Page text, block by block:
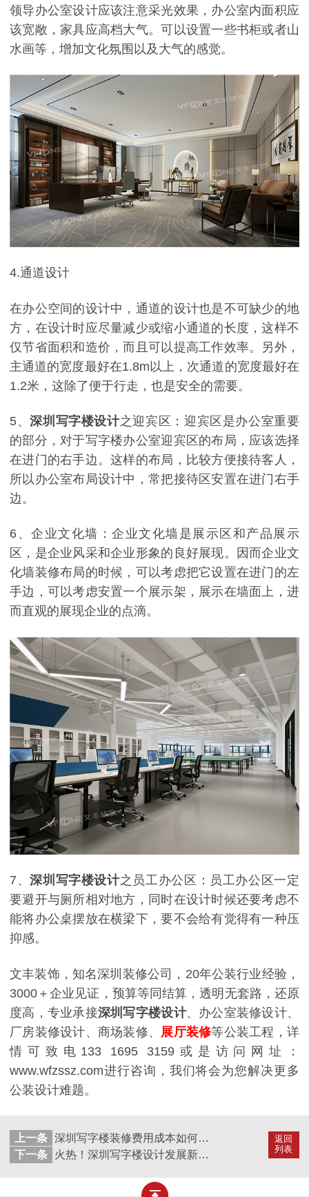
领导办公室设计应该注意采光效果，办公室内面积应
该宽敞，家具应高档大气。可以设置一些书柜或者山
水画等，增加文化氛围以及大气的感觉。
4.通道设计
在办公空间的设计中，通道的设计也是不可缺少的地
方，在设计时应尽量减少或缩小通道的长度，这样不
仅节省面积和造价，而且可以提高工作效率。另外，
主通道的宽度最好在1.8m以上，次通道的宽度最好在
1.2米，这除了便于行走，也是安全的需要。
5、深圳写字楼设计之迎宾区：迎宾区是办公室重要
的部分，对于写字楼办公室迎宾区的布局，应该选择
在进门的右手边。这样的布局，比较方便接待客人，
所以办公室布局设计中，常把接待区安置在进门右手
边。
6、企业文化墙：企业文化墙是展示区和产品展示
区，是企业风采和企业形象的良好展现。因而企业文
化墙装修布局的时候，可以考虑把它设置在进门的左
手边，可以考虑安置一个展示架，展示在墙面上，进
而直观的展现企业的点滴。
7 、深圳写字楼设计之员工办公区：员工办公区一定
要避开与厕所相对地方，同时在设计时候还要考虑不
能将办公桌摆放在横梁下，要不会给有觉得有一种压
抑感。
文丰装饰，知名深圳装修公司，20年公装行业经验，
3000＋企业见证，预算等同结算，透明无套路，还原
度高 ， 专业承接深圳写字楼设计、办公室装修设计、
厂房装修设计、商场装修、 展厅装修等公装工程，详
情可致电133 1695 3159或是访问网址：
www.wfzssz.com进行咨询，我们将会为您解决更多
公装设计难题。
返回
列表
上一条
深圳写字楼装修费用成本如何控制以及影响工期的4大要素
下一条
火热！深圳写字楼设计发展新趋势